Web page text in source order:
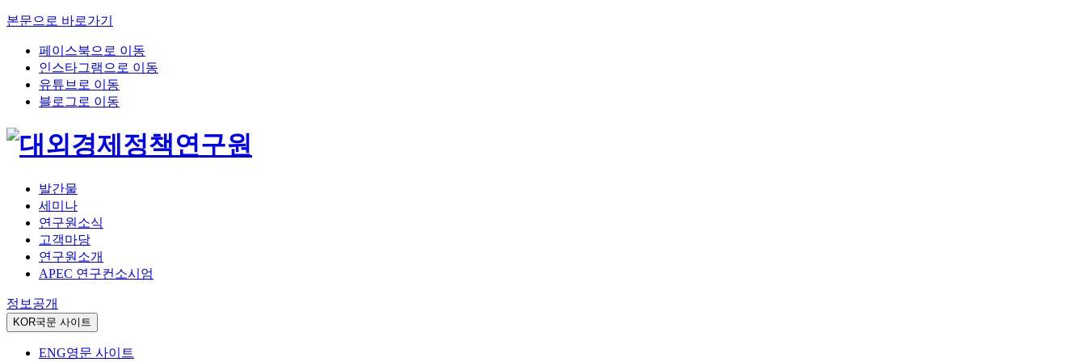
본문으로 바로가기
페이스북으로 이동
인스타그램으로 이동
유튜브로 이동
블로그로 이동
발간물
세미나
연구원소식
고객마당
연구원소개
APEC 연구컨소시엄
정보공개
KOR국문 사이트
ENG영문 사이트